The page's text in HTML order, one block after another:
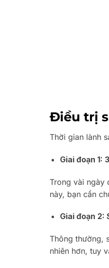
Điều trị
Thời gian lành
Giai đoạn 1:
Trong vài ngày
này, bạn cần
Giai đoạn 2:
Thông thường,
nhiên hơn, tuy